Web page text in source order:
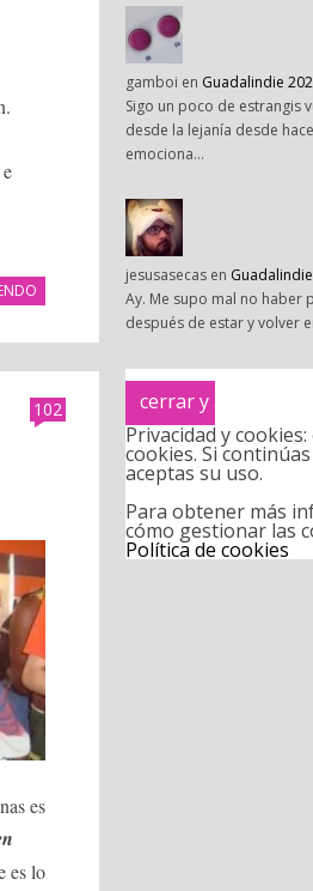
102
es
es lo
gamboi en Guadalindie
Sigo un poco de estrangis
desde la lejanía desde
emociona…
jesusasecas en
Ay. Me supo mal no haber
después de estar y volver
Privacidad y
cookies. Si
aceptas su uso.
Para obtener más
cómo gestionar las
Política de cookies